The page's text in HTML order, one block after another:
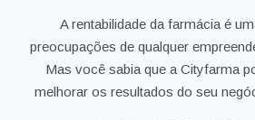
A rentabilidade da farmácia é
preocupações de qualquer
Mas você sabia que a Cityfarma
melhorar os resultados do seu